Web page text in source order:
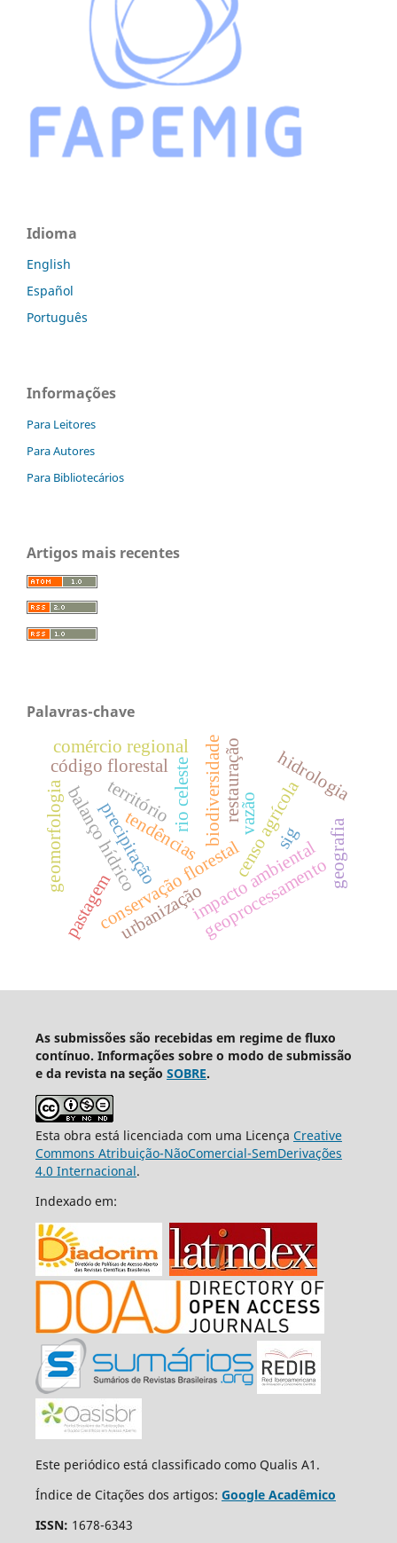
Idioma
English
Español
Português
Informações
Para Leitores
Para Autores
Para Bibliotecários
Artigos mais recentes
Palavras-chave
conservação florestalimpacto ambiental
censo agrícola
biodiversidade
rio celeste
tendências
precipitação vazão
balanço hídrico
geomorfologia
geoprocessamento
hidrologia
território
comércio regional restauração
pastagem
código florestal
urbanização
geografia
sig
As submissões são recebidas em regime de fluxo
contínuo. Informações sobre o modo de submissão
e da revista na seção SOBRE.
Esta obra está licenciada com uma Licença Creative
Commons Atribuição-NãoComercial-SemDerivações
4.0 Internacional.
Indexado em:
Este periódico está classificado como Qualis A1.
Índice de Citações dos artigos: Google Acadêmico
ISSN: 1678-6343